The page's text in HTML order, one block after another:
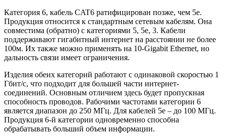
Категория 6, кабель CAT6 ратифицирован позже, чем 5е.
Продукция относится к стандартным сетевым кабелям. Она
совместима (обратно) с категориями 5, 5е, 3. Кабели
поддерживают гигабитный интернет на расстоянии не более
100м. Их также можно применять на 10-Gigabit Ethernet, но
дальность связи имеет ограничения.
Изделия обеих категорий работают с одинаковой скоростью 1
Гбит/с, что подходит для большей части интернет-
соединений. Основным отличием здесь будет пропускная
способность проводов. Рабочими частотами категории 6
является диапазон до 250 МГц. Для кабелей 5е – до 100 МГц.
Продукция 6-й категории одновременно способна
обрабатывать больший объем информации.